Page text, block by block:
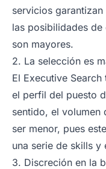
servicios
las posibilidades
son mayores.
2. La selección es
El Executive
el perfil del puesto
sentido, el volumen
ser menor, pues
una serie de skills y
3. Discreción en la